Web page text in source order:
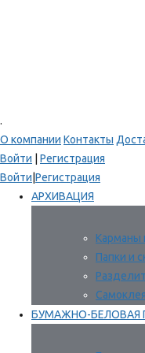
.
О компании Контакты
Войти
Регистрация
Войти Регистрация
АРХИВАЦИЯ
Карманы
Папки и
БУМАЖНО-БЕЛОВАЯ